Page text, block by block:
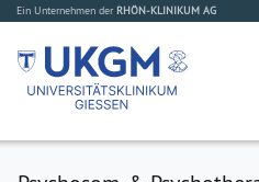
Ein Unternehmen der RHÖN-KLINIKUM AG